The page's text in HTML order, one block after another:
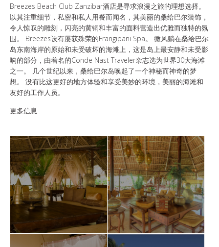
客户证词
我们的精英
Breezes Beach Club Zanzibar酒店是寻求浪漫之旅的理想选择。
以其注重细节，私密和私人用餐而闻名，其美丽的桑给巴尔装饰，
令人惊叹的雕刻，闪亮的黄铜和丰富的面料营造出优雅而独特的氛
围。 Breezes设有屡获殊荣的Frangipani Spa。 微风躺在桑给巴尔
岛东南海岸的原始和未受破坏的海滩上，这是岛上最安静和未受影
响的部分，由着名的Conde Nast Traveler杂志选为世界30大海滩
之一。 几个世纪以来，桑给巴尔岛唤起了一个神秘而神奇的梦
想。 没有比这更好的地方体验和享受美妙的环境，美丽的海滩和
友好的工作人员。
更多信息